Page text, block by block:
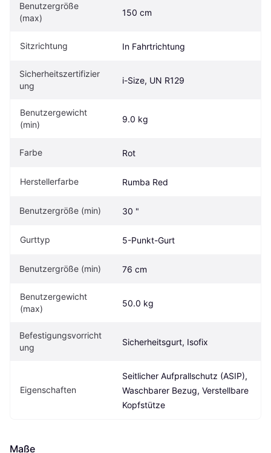
Benutzergröße
(max)
150 cm
Sitzrichtung In Fahrtrichtung
Sicherheitszertifizier
ung
i-Size, UN R129
Benutzergewicht
(min)
9.0 kg
Farbe Rot
Herstellerfarbe Rumba Red
Benutzergröße (min) 30 "
Gurttyp 5-Punkt-Gurt
Benutzergröße (min) 76 cm
Benutzergewicht
(max)
50.0 kg
Befestigungsvorricht
ung
Sicherheitsgurt, Isofix
Eigen­schaften
Seitlicher Aufprallschutz (ASIP),
Waschbarer Bezug, Verstellbare
Kopfstütze
Maße